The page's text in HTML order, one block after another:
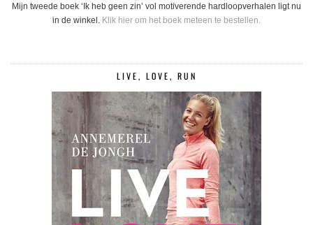
Mijn tweede boek ‘Ik heb geen zin’ vol motiverende hardloopverhalen ligt nu
in de winkel. Klik hier om het boek meteen te bestellen.
LIVE, LOVE, RUN